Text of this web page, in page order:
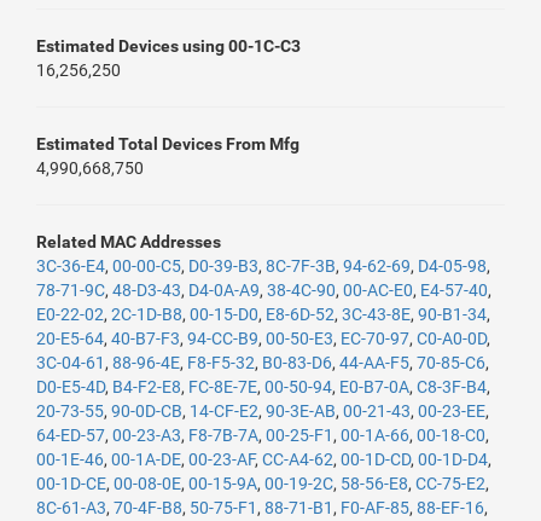
Estimated Devices using 00-1C-C3
16,256,250
Estimated Total Devices From Mfg
4,990,668,750
Related MAC Addresses
3C-36-E4, 00-00-C5, D0-39-B3, 8C-7F-3B, 94-62-69, D4-05-98,
78-71-9C, 48-D3-43, D4-0A-A9, 38-4C-90, 00-AC-E0, E4-57-40,
E0-22-02, 2C-1D-B8, 00-15-D0, E8-6D-52, 3C-43-8E, 90-B1-34,
20-E5-64, 40-B7-F3, 94-CC-B9, 00-50-E3, EC-70-97, C0-A0-0D,
3C-04-61 , 88-96-4E, F8-F5-32, B0-83-D6, 44-AA-F5, 70-85-C6,
D0-E5-4D, B4-F2-E8, FC-8E-7E, 00-50-94, E0-B7-0A, C8-3F-B4,
20-73-55, 90-0D-CB, 14-CF-E2, 90-3E-AB, 00-21-43, 00-23-EE,
64-ED-57, 00-23-A3, F8-7B-7A, 00-25-F1 , 00-1A-66, 00-18-C0,
00-1E-46, 00-1A-DE, 00-23-AF, CC-A4-62, 00-1D-CD, 00-1D-D4,
00-1D-CE, 00-08-0E, 00-15-9A, 00-19-2C, 58-56-E8, CC-75-E2,
8C-61-A3, 70-4F-B8, 50-75-F1 , 88-71-B1 , F0-AF-85, 88-EF-16,